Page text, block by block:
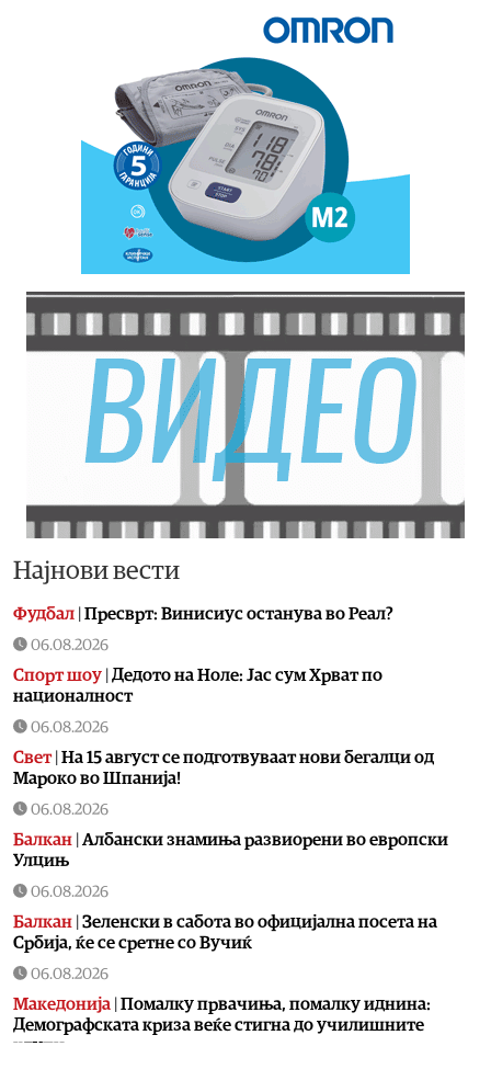
Најнови вести
Фудбал Пресврт: Винисиус останува во Реал?
06.08.2026
Спорт шоу Дедото на Ноле: Јас сум Хрват по
националност
06.08.2026
Свет| На 15 август се подготвуваат нови бегалци од
Мароко во Шпанија!
06.08.2026
Балкан Албански знамиња развиорени во европски
Улцињ
06.08.2026
Балкан Зеленски в сабота во официјална посета на
Србија, ќе се сретне со Вучиќ
06.08.2026
Македонија Помалку првачиња, помалку иднина:
Демографската криза веќе стигна до училишните
клупи